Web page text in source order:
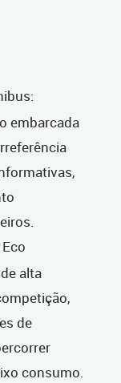
embarcada
alta
de
consumo.